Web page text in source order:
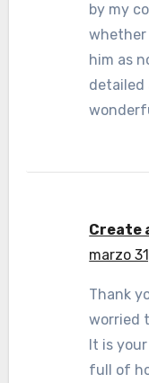
by my
him as
detailed
Create
marzo
Thank
worried
It is
full of